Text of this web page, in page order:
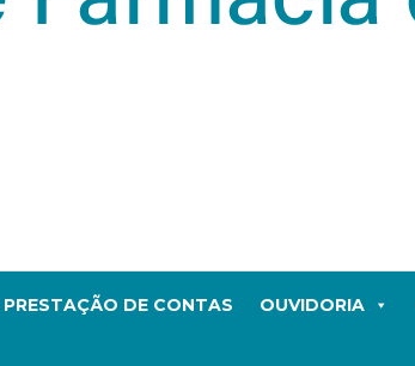
PRESTAÇÃO DE CONTAS OUVIDORIA